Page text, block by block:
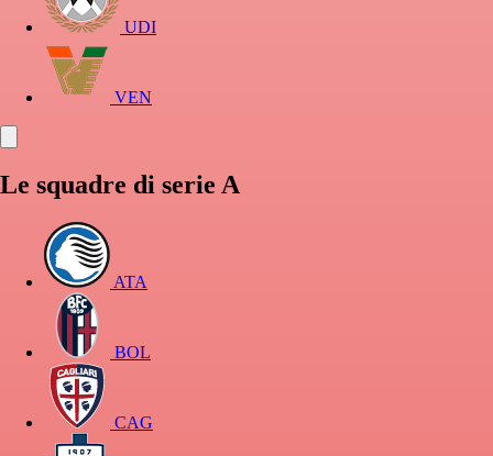
UDI
VEN
Le squadre di serie A
ATA
BOL
CAG